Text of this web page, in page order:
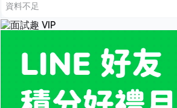
資料不足